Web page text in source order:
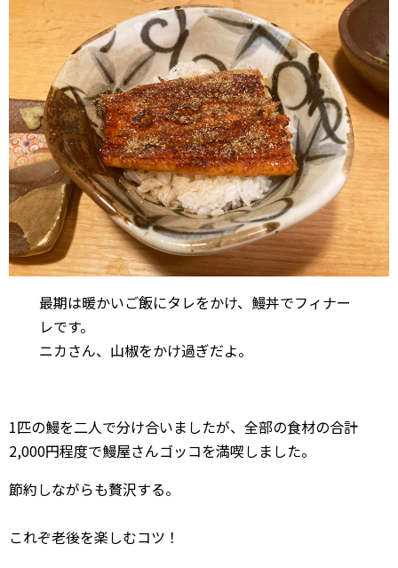
最期は暖かいご飯にタレをかけ、鰻丼でフィナー
レです。
ニカさん、山椒をかけ過ぎだよ。
1匹の鰻を二人で分け合いましたが、全部の食材の合計
2,000円程度で鰻屋さんゴッコを満喫しました。
節約しながらも贅沢する。
これぞ老後を楽しむコツ！